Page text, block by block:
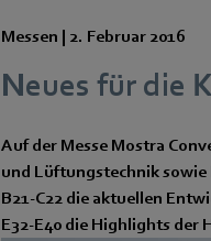
Messen | 2. Februar 2016
Neues für die
Auf der Messe Mostra
und Lüftungstechnik sowie
B21-C22 die aktuellen
E32-E40 die Highlights der